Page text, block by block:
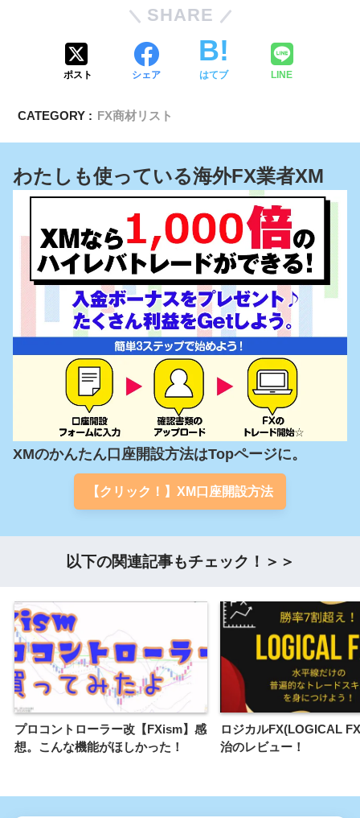
SHARE
ポスト シェア はてブ LINE
CATEGORY : FX商材リスト
わたしも使っている海外FX業者XM
XMのかんたん口座開設方法はTopページに。
【クリック！】XM口座開設方法
以下の関連記事もチェック！＞＞
プロコントローラー改【FXism】感
想。こんな機能がほしかった！
ロジカルFX(LOGICAL
治のレビュー！